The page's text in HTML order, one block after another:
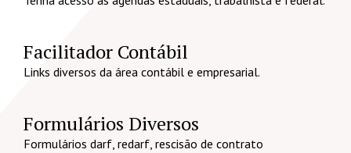
Facilitador Contábil
Links diversos da área contábil e empresarial.
Formulários Diversos
Formulários darf, redarf, rescisão de contrato